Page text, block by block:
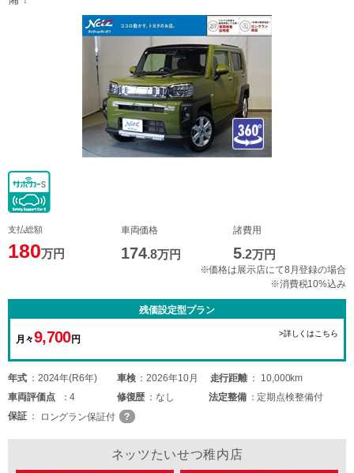
支払総額
180万円
車両価格
174.8万円
諸費用
5.2万円
※価格は展示店にて8月登録の場合
※消費税10%込み
残価設定型プラン
月々9,700円
>詳しくはこちら
年式 2024年(R6年) 車検 2026年10月 走行距離
10,000km
車両評価点 4 修復歴 なし 法定整備
定期点検整備付
保証
ロングラン保証付
ネッツたいせつ稚内店